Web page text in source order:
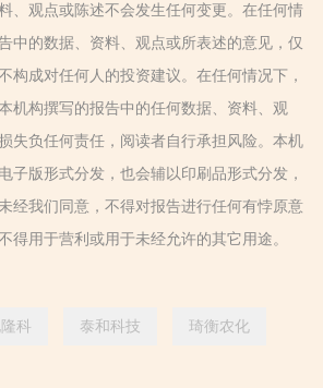
、观点或陈述不会发生任何变更。在任何情
中的数据、资料、观点或所表述的意见，仅
构成对任何人的投资建议。在任何情况下，
机构撰写的报告中的任何数据、资料、观
失负任何责任，阅读者自行承担风险。本机
子版形式分发，也会辅以印刷品形式分发，
经我们同意，不得对报告进行任何有悖原意
得用于营利或用于未经允许的其它用途。
科 泰和科技 琦衡农化